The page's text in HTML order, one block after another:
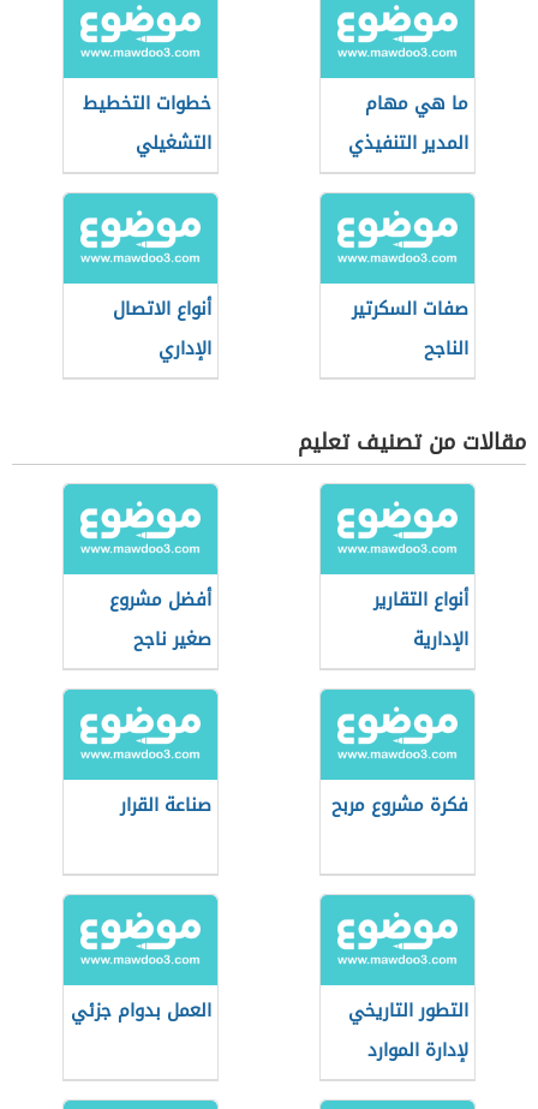
ما هي مهام
المدير التنفيذي
خطوات التخطيط
التشغيلي
صفات السكرتير
الناجح
أنواع الاتصال
الإداري
مقالات من تصنيف تعليم
أنواع التقارير
الإدارية
أفضل مشروع
صغير ناجح
فكرة مشروع مربح صناعة القرار
التطور التاريخي
لإدارة الموارد
البشرية
العمل بدوام جزئي